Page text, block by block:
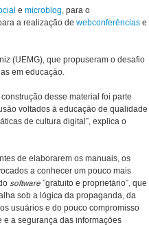
e microblog, para o
a realização de webconferências e
(UEMG), que propuseram o desafio
em educação.
desse material foi parte
voltados à educação de qualidade
de cultura digital”, explica o
de elaborarem os manuais, os
a conhecer um pouco mais
software ”gratuito e proprietário”, que
sob a lógica da propaganda, da
usuários e do pouco compromisso
e a segurança das informações